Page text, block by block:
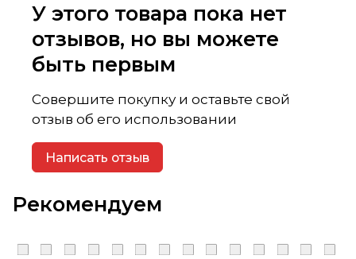
У этого товара пока нет
отзывов, но вы можете
быть первым
Совершите покупку и оставьте свой
отзыв об его использовании
Написать отзыв
Рекомендуем